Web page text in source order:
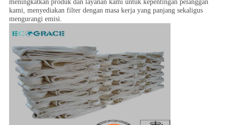
meningkatkan produk dan layanan kami untuk kepentingan pelanggan
kami, menyediakan filter dengan masa kerja yang panjang sekaligus
mengurangi emisi.